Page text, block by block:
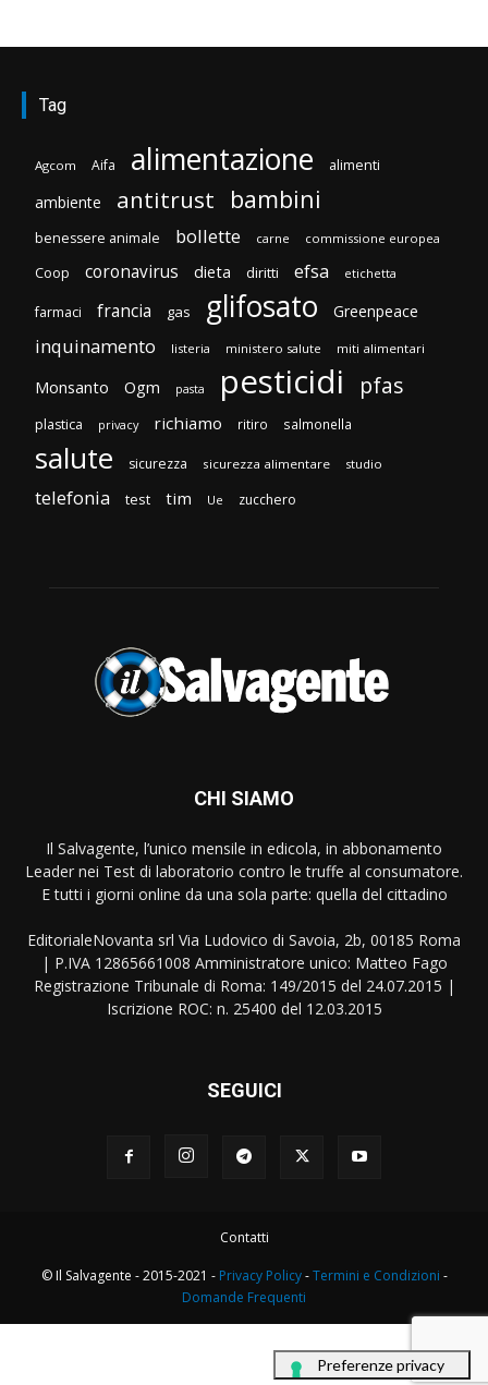
Tag
Agcom Aifa alimentazione alimenti
ambiente antitrust bambini
benessere animale bollette carne commissione europea
Coop coronavirus dieta diritti efsa etichetta
farmaci francia gas glifosato Greenpeace
inquinamento listeria ministero salute miti alimentari
Monsanto Ogm pasta pesticidi pfas
plastica privacy richiamo ritiro salmonella
salute sicurezza sicurezza alimentare studio
telefonia test tim Ue zucchero
CHI SIAMO
Il Salvagente, l’unico mensile in edicola, in abbonamento
Leader nei Test di laboratorio contro le truffe al consumatore.
E tutti i giorni online da una sola parte: quella del cittadino
EditorialeNovanta srl Via Ludovico di Savoia, 2b, 00185 Roma
| P.IVA 12865661008 Amministratore unico: Matteo Fago
Registrazione Tribunale di Roma: 149/2015 del 24.07.2015 |
Iscrizione ROC: n. 25400 del 12.03.2015
SEGUICI
Contatti
© Il Salvagente - 2015-2021 - Privacy Policy-Termini e Condizioni -
Domande Frequenti